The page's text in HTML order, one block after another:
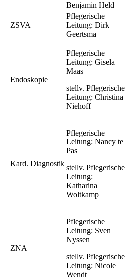
Benjamin Held
ZSVA
Pflegerische
Leitung: Dirk
Geertsma
Endoskopie
Pflegerische
Leitung: Gisela
Maas
stellv. Pflegerische
Leitung: Christina
Niehoff
Kard. Diagnostik
Pflegerische
Leitung: Nancy te
Pas
stellv. Pflegerische
Leitung:
Katharina
Woltkamp
ZNA
Pflegerische
Leitung: Sven
Nyssen
stellv. Pflegerische
Leitung: Nicole
Wendt